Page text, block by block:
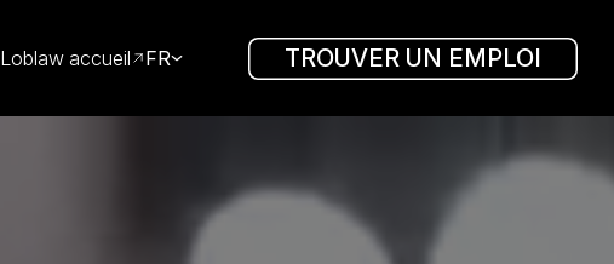
Loblaw accueil FR TROUVER UN EMPLOI